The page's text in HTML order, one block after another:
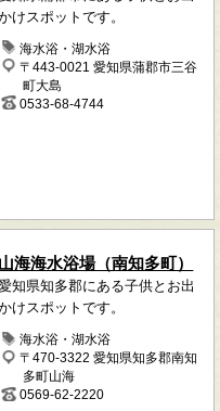
けスポットです。
海水浴・湖水浴
〒443-0021 愛知県蒲郡市三谷
町大島
0533-68-4744
山海海水浴場（南知多町）
知県知多郡にある子供とお出
けスポットです。
海水浴・湖水浴
〒470-3322 愛知県知多郡南知
多町山海
0569-62-2220